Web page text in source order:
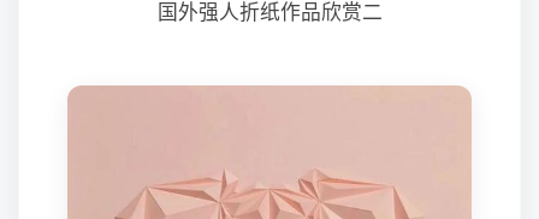
国外强人折纸作品欣赏二